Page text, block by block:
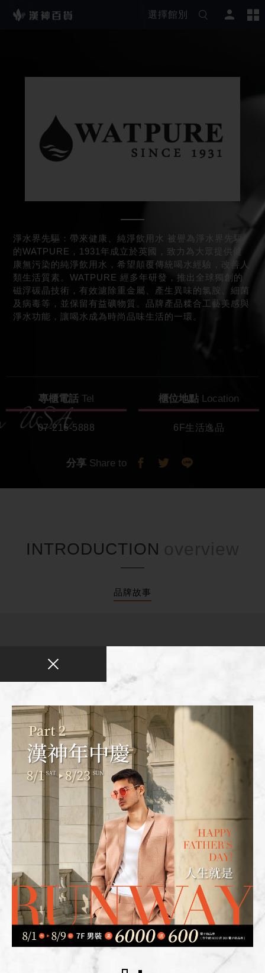
選擇館別
淨水界先驅：帶來健康、純淨飲用水 被譽為淨水界先驅
的WATPURE，1931年成立於英國，致力為大眾提供健
康無污染的純淨飲用水，希望顛覆傳統喝水經驗，改善人
類生活質素。WATPURE 經多年研發，推出全球獨創的
磁浮碳晶技術，有效濾除重金屬、產生異味的氯胺、細菌
及病毒等，並保留有益礦物質。品牌產品糅合工藝美感與
淨水功能，讓喝水成為時尚品味生活的一環。
專櫃電話 Tel
07-216-5888
櫃位地點 Location
6F生活逸品
分享 Share to
INTRODUCTION
品牌故事
Brand story
BORN TO LEAD 品牌精神
時尚品味
身為淨水界的先驅，WATPURE是第一個將工藝美感與淨